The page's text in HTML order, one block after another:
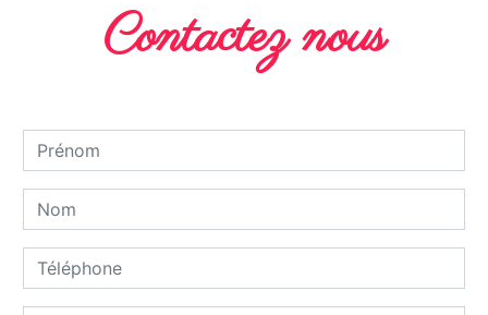
Contactez nous